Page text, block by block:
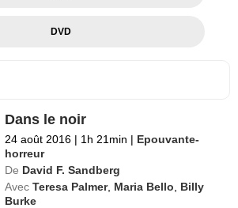
DVD
Dans le noir
24 août 2016 | 1h 21min | Epouvante-
horreur
De David F. Sandberg
Avec Teresa Palmer, Maria Bello
Billy
Burke